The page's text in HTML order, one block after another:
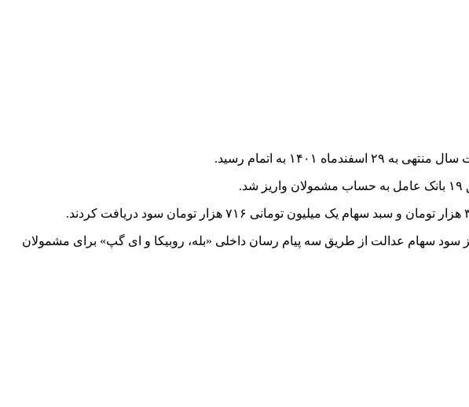
به اتمام رسید.
سود سهام عدالت از طریق سه پیام رسان داخلی «بله، روبیکا و ای گپ» برای مشمولان